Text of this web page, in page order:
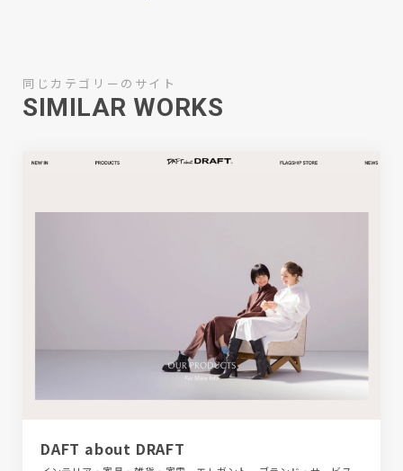
同じカテゴリーのサイト
SIMILAR WORKS
DAFT about DRAFT